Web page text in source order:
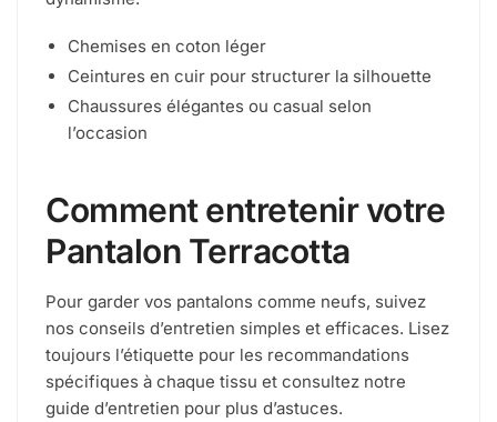
Chemises en coton léger
Ceintures en cuir pour structurer la silhouette
Chaussures élégantes ou casual selon
l’occasion
Comment entretenir votre
Pantalon Terracotta
Pour garder vos pantalons comme neufs, suivez
nos conseils d’entretien simples et efficaces. Lisez
toujours l’étiquette pour les recommandations
spécifiques à chaque tissu et consultez notre
guide d’entretien pour plus d’astuces.